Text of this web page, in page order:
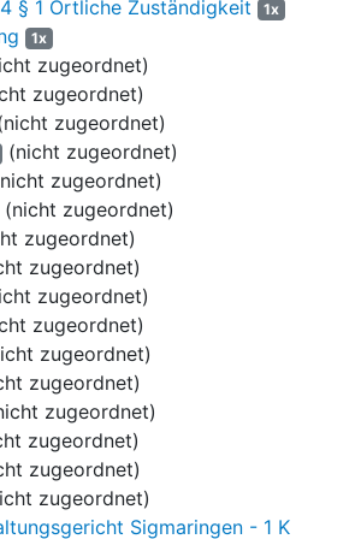
Institut für Physikalische Chemie an der
den Anforderungen der
entspreche, sowie, dass das
noch abzuleisten und in den
inhaltlich geregelt sei. Die
des Praktikums betrage 17
Chemie der TU I., PD. Dr. L.,
Schreiben vom 11. Februar 2014 zu den
des Klägers u.a. mit, dass es sich bei den
und "Projektarbeit" um
des Masterstudiengangs Chemie handele,
arbeitenden Einrichtungen oder
Einrichtungen und der
werden könnten. Der Arbeitsumfang des
sei mit fünf Creditpoints = ca. 150
zu veranschlagen, die Projektarbeit mit
Stunden = zwölf Wochen. Eine
der beiden Praktika zu einer Einheit sei
üblich. Im Falle des Klägers sei die
des Aufenthalts unter der Koordination
§ 1 Örtliche Zuständigkeit 1x
1x
zugeordnet)
zugeordnet)
zugeordnet)
(nicht zugeordnet)
zugeordnet)
zugeordnet)
zugeordnet)
zugeordnet)
zugeordnet)
zugeordnet)
zugeordnet)
zugeordnet)
zugeordnet)
zugeordnet)
zugeordnet)
zugeordnet)
Sigmaringen - 1 K